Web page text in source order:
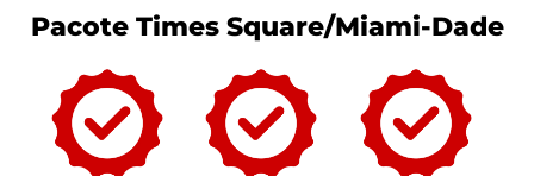
Pacote Times Square/Miami-Dade